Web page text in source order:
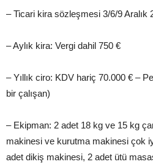
– Ticari kira sözleşmesi 3/6/9 Aralık
– Aylık kira: Vergi dahil 750 €
– Yıllık ciro: KDV hariç 70.000 € –
bir çalışan)
– Ekipman: 2 adet 18 kg ve 15 kg
makinesi ve kurutma makinesi çok
adet dikiş makinesi, 2 adet ütü